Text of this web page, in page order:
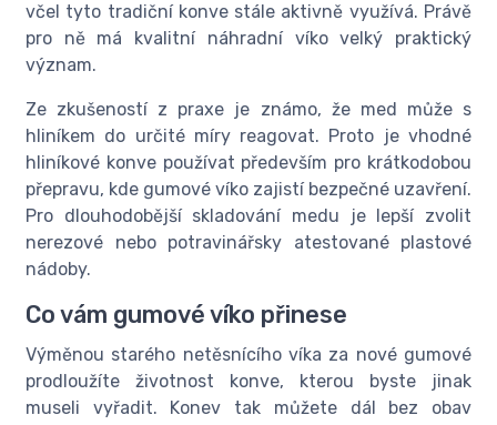
včel tyto tradiční konve stále aktivně využívá. Právě
pro ně má kvalitní náhradní víko velký praktický
význam.
Ze zkušeností z praxe je známo, že med může s
hliníkem do určité míry reagovat. Proto je vhodné
hliníkové konve používat především pro krátkodobou
přepravu, kde gumové víko zajistí bezpečné uzavření.
Pro dlouhodobější skladování medu je lepší zvolit
nerezové nebo potravinářsky atestované plastové
nádoby.
Co vám gumové víko přinese
Výměnou starého netěsnícího víka za nové gumové
prodloužíte životnost konve, kterou byste jinak
museli vyřadit. Konev tak můžete dál bez obav